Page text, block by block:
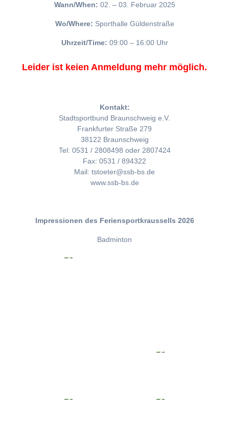
Wann/When: 02. – 03. Februar 2025
Wo/Where: Sporthalle Güldenstraße
Uhrzeit/Time: 09:00 – 16:00 Uhr
Leider ist keien Anmeldung mehr möglich.
Kontakt:
Stadtsportbund Braunschweig e.V.
Frankfurter Straße 279
38122 Braunschweig
Tel: 0531 / 2808498 oder 2807424
Fax: 0531 / 894322
Mail: tstoeter@ssb-bs.de
www.ssb-bs.de
Impressionen des Feriensportkraussells 2026
Badminton